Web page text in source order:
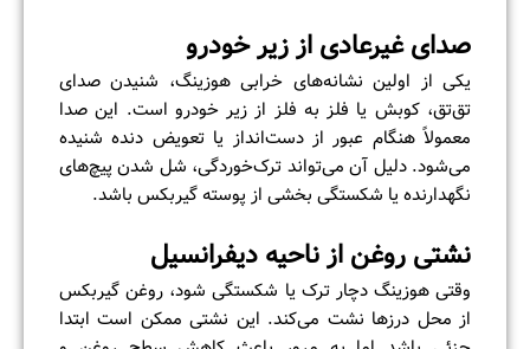
صدای غیرعادی از زیر خودرو
یکی از اولین نشانه‌های خرابی هوزینگ، شنیدن صدای
تق‌تق، کوبش یا فلز به فلز از زیر خودرو است. این صدا
معمولاً هنگام عبور از دست‌انداز یا تعویض دنده شنیده
می‌شود. دلیل آن می‌تواند ترک‌خوردگی، شل شدن پیچ‌های
نگهدارنده یا شکستگی بخشی از پوسته گیربکس باشد.
نشتی روغن از ناحیه دیفرانسیل
وقتی هوزینگ دچار ترک یا شکستگی شود، روغن گیربکس
از محل درزها نشت می‌کند. این نشتی ممکن است ابتدا